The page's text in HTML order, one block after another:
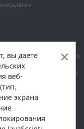
Регион 29»,
© 2016–2026
«Агентство
массовой
выдано Федеральной
технологий
вы даете
веб-
экрана